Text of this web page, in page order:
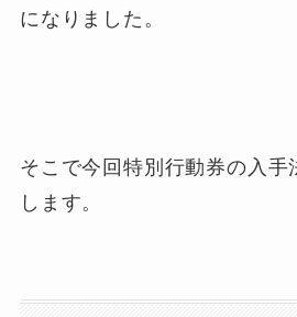
になりました。
そこで今回特別行動券の入手
します。